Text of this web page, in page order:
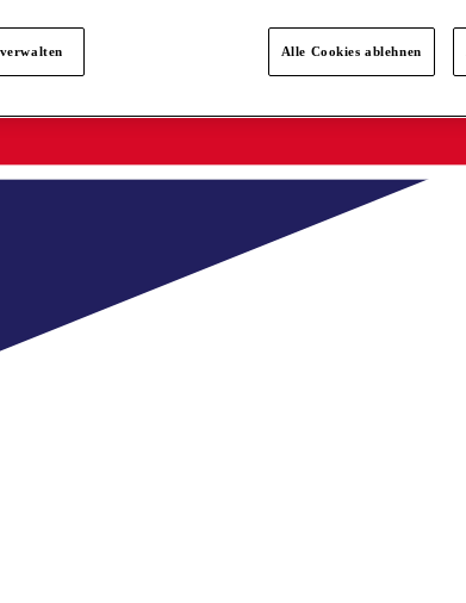
Alle Cookies ablehnen